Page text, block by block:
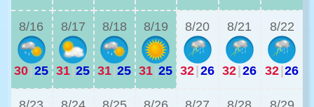
8/16
30|25
8/17
31|25
8/18
31|25
8/19
31|25
8/20
32|26
8/21
32|26
8/22
32|26